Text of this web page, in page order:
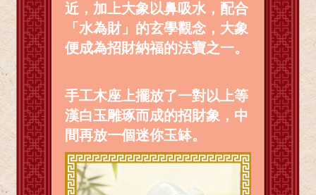
近，加上大象以鼻吸水，配合
「水為財」的玄學觀念，大象
便成為招財納福的法寶之一。
手工木座上擺放了一對以上等
漢白玉雕琢而成的招財象，中
間再放一個迷你玉缽。